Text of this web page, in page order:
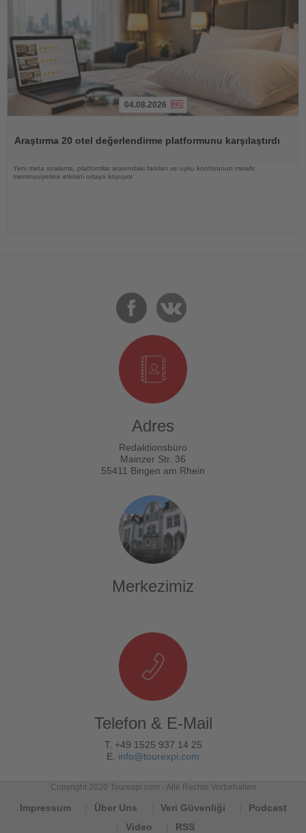
04.08.2026
Araştırma 20 otel değerlendirme platformunu karşılaştırdı
Yeni meta sıralama, platformlar arasındaki farkları ve uyku konforunun misafir
memnuniyetine etkisini ortaya koyuyor
Adres
Redaktionsbüro
Mainzer Str. 36
55411 Bingen am Rhein
Merkezimiz
Telefon & E-Mail
T. +49 1525 937 14 25
E. info@tourexpi.com
Copyright 2020 Tourexpi.com - Alle Rechte Vorbehalten
Impressum Über Uns Veri Güvenliği
Podcast
Video
RSS